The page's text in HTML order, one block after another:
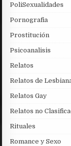
PoliSexualidades
Pornografia
Prostitución
Psicoanalisis
Relatos
Relatos de
Relatos Gay
Relatos no
Rituales
Romance y Sexo